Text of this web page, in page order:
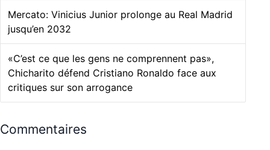
Mercato: Vinicius Junior prolonge au Real Madrid
jusqu’en 2032
«C’est ce que les gens ne comprennent pas»,
Chicharito défend Cristiano Ronaldo face aux
critiques sur son arrogance
Commentaires